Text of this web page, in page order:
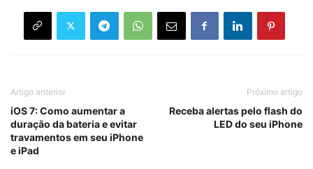
Artigo anterior
iOS 7: Como aumentar a
duração da bateria e evitar
travamentos em seu iPhone
e iPad
Próximo artigo
Receba alertas pelo flash do
LED do seu iPhone